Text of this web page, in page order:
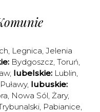
, Legnica, Jelenia
Bydgoszcz, Toruń,
, lubelskie: Lublin,
Puławy, lubuskie:
, Nowa Sól, Żary,
, Pabianice,